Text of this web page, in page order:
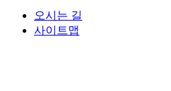
오시는 길
사이트맵